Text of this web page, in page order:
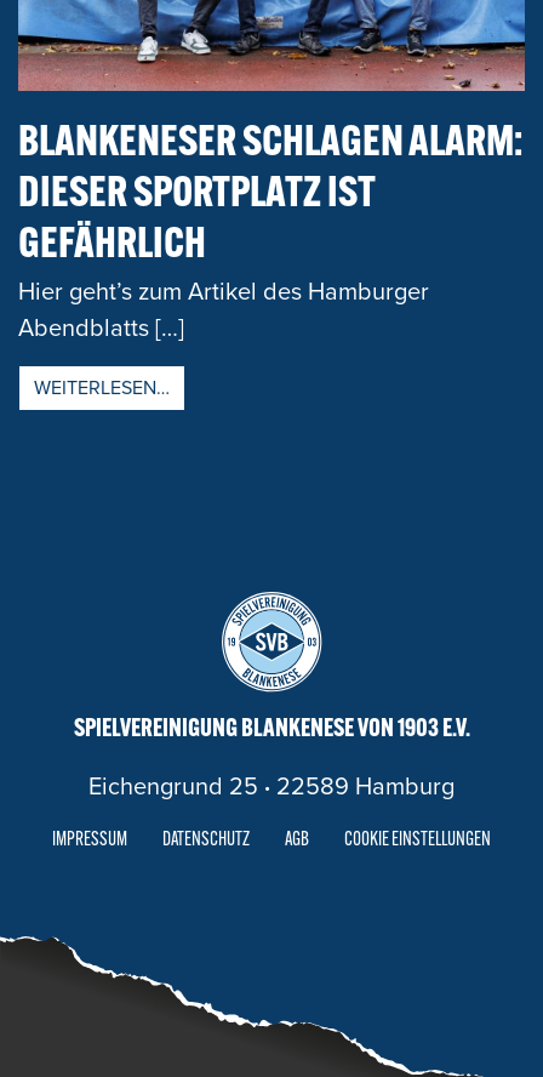
BLANKENESER SCHLAGEN ALARM:
DIESER SPORTPLATZ IST
GEFÄHRLICH
Hier geht’s zum Artikel des Hamburger
Abendblatts […]
WEITERLESEN…
SPIELVEREINIGUNG BLANKENESE VON 1903 E.V.
Eichengrund 25 · 22589 Hamburg
IMPRESSUM DATENSCHUTZ AGB COOKIE EINSTELLUNGEN